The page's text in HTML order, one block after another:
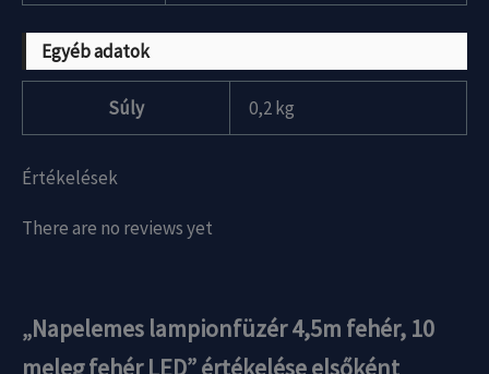
Egyéb adatok
Súly 0,2 kg
Értékelések
There are no reviews yet
„Napelemes lampionfüzér 4,5m fehér, 10
meleg fehér LED” értékelése elsőként